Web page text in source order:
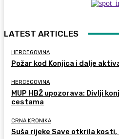
LATEST ARTICLES
HERCEGOVINA
Požar kod Konjica i dalje
HERCEGOVINA
MUP HBŽ upozorava: Divlji
cestama
CRNA KRONIKA
Suša rijeke Save otkrila kosti,